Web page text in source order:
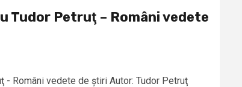
Tudor Petruţ – Români vedete
- Români vedete de știri Autor: Tudor Petruţ